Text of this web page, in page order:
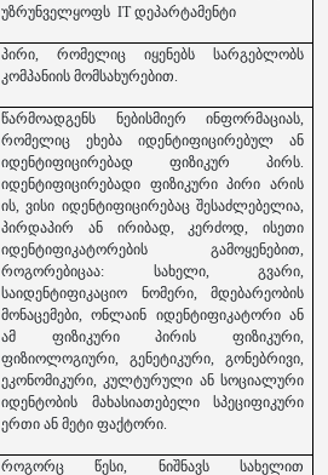
უზრუნველყოფს IT დეპარტამენტი
პირი, რომელიც იყენებს სარგებლობს
კომპანიის მომსახურებით.
წარმოადგენს ნებისმიერ ინფორმაციას,
რომელიც ეხება იდენტიფიცირებულ ან
იდენტიფიცირებად ფიზიკურ პირს.
იდენტიფიცირებადი ფიზიკური პირი არის
ის, ვისი იდენტიფიცირებაც შესაძლებელია,
პირდაპირ ან ირიბად, კერძოდ, ისეთი
იდენტიფიკატორების გამოყენებით,
როგორებიცაა: სახელი, გვარი,
საიდენტიფიკაციო ნომერი, მდებარეობის
მონაცემები, ონლაინ იდენტიფიკატორი ან
ამ ფიზიკური პირის ფიზიკური,
ფიზიოლოგიური, გენეტიკური, გონებრივი,
ეკონომიკური, კულტურული ან სოციალური
იდენტობის მახასიათებელი სპეციფიკური
ერთი ან მეტი ფაქტორი.
როგორც წესი, ნიშნავს სახელით